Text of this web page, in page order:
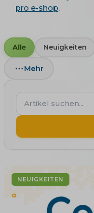
pro e-shop.
Alle Neuigkeiten
Mehr
Artikel
suchen...
NEUIGKEITEN